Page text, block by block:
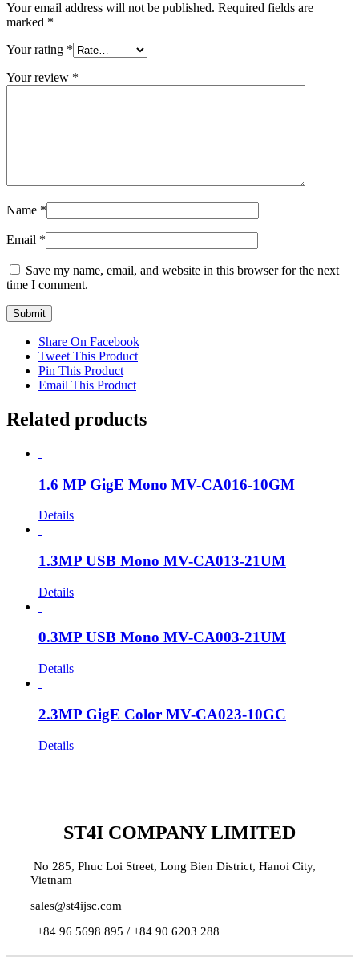
Your email address will not be published. Required fields are
marked *
Your rating *
Your review *
Name *
Email *
Save my name, email, and website in this browser for the next
time I comment.
Share On Facebook
Tweet This Product
Pin This Product
Email This Product
Related products
1.6 MP GigE Mono MV-CA016-10GM
Details
1.3MP USB Mono MV-CA013-21UM
Details
0.3MP USB Mono MV-CA003-21UM
Details
2.3MP GigE Color MV-CA023-10GC
Details
ST4I COMPANY LIMITED
No 285, Phuc Loi Street, Long Bien District, Hanoi City,
Vietnam
sales@st4ijsc.com
+84 96 5698 895 / +84 90 6203 288